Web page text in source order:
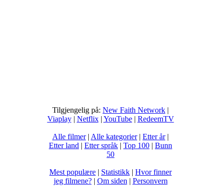
Tilgjengelig på: New Faith Network |
Viaplay| Netflix| YouTube| RedeemTV
Alle filmer| Alle kategorier| Etter år|
Etter land | Etter språk | Top 100 | Bunn
50
Mest populære | Statistikk | Hvor finner
jeg filmene?| Om siden| Personvern